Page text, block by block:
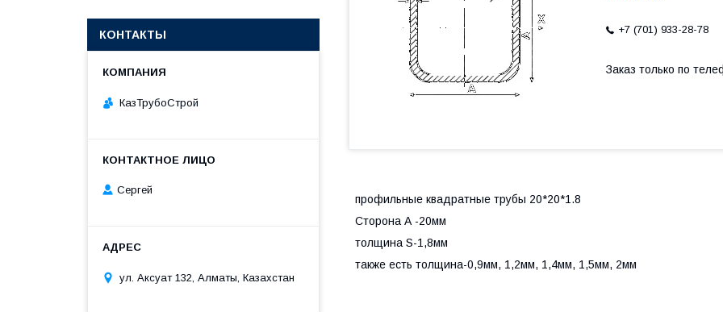
+7 (701) 933-28-78
Заказ только по
профильные квадратные трубы 20*20*1.8
Сторона А -20мм
толщина S-1,8мм
также есть толщина-0,9мм, 1,2мм, 1,4мм, 1,5мм, 2мм
КОНТАКТЫ
КазТрубоСтрой
Сергей
ул. Аксуат 132, Алматы, Казахстан